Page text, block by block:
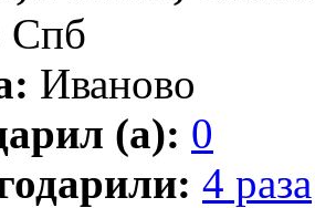
Спб
Иваново
(а): 0
4 раза